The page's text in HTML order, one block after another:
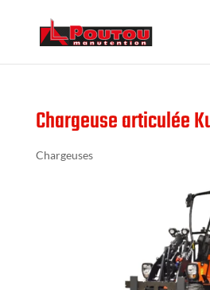
Chargeuse articulée
Chargeuses